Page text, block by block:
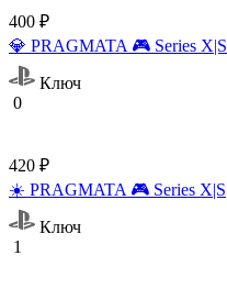
400 ₽
💎 PRAGMATA 🎮 Series X|S
Ключ
0
420 ₽
☀️ PRAGMATA 🎮 Series X|S
Ключ
1